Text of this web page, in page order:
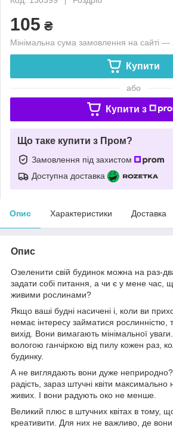
105 ₴
Мінімальна сума замовлення на сайті —
Купити
або
Купити з
Що таке купити з Пром?
Замовлення під захистом
Доступна доставка
Опис Характеристики Доставка
Опис
Озеленити свій будинок можна на раз-
задати собі питання, а чи є у мене час,
живими рослинами?
Якщо ваші будні насичені і, коли ви
немає інтересу займатися рослинністю,
вихід. Вони вимагають мінімальної
вологою ганчіркою від пилу кожен раз,
будинку.
А не виглядають вони дуже
радість, зараз штучні квіти
живих. І вони радують око не менше.
Великий плюс в штучних квітах в тому,
креативити. Для них не важливо, де вони